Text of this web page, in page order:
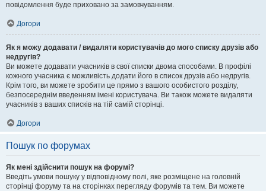
повідомлення буде приховано за замовчуванням.
Догори
Як я можу додавати / видаляти користувачів до мого списку друзів або
недругів?
Ви можете додавати учасників в свої списки двома способами. В профілі
кожного учасника є можливість додати його в список друзів або недругів.
Крім того, ви можете зробити це прямо з вашого особистого розділу,
безпосереднім введенням імені користувача. Ви також можете видаляти
учасників з ваших списків на тій самій сторінці.
Догори
Пошук по форумах
Як мені здійснити пошук на форумі?
Введіть умови пошуку у відповідному полі, яке розміщене на головній
сторінці форуму та на сторінках перегляду форумів та тем. Ви можете